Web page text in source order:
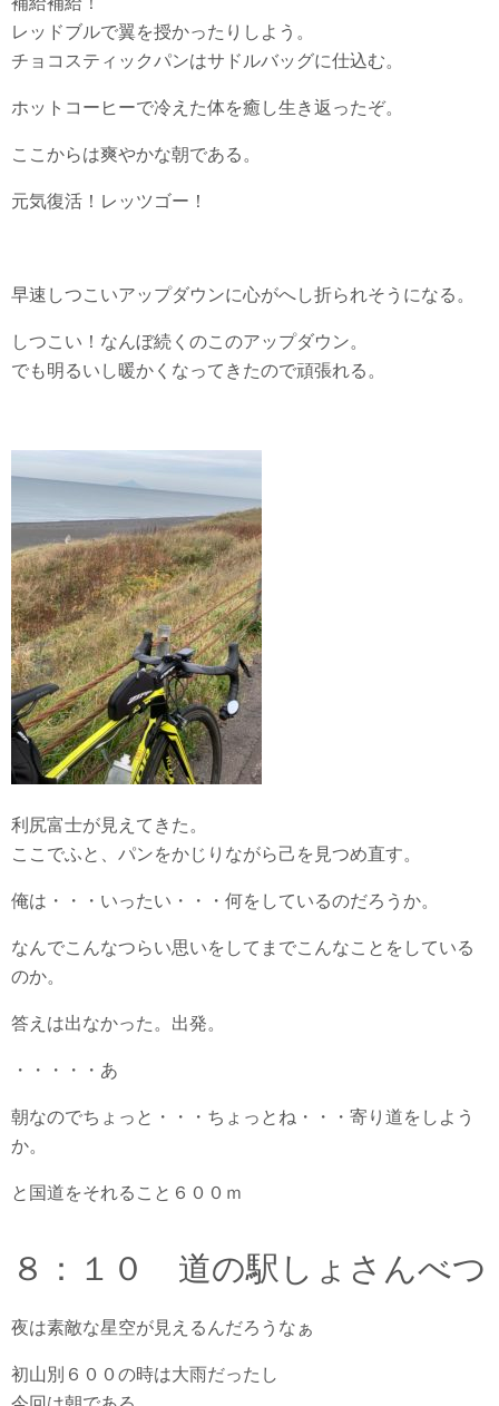
レッドブルで翼を授かったりしよう。
チョコスティックパンはサドルバッグに仕込む。
ホットコーヒーで冷えた体を癒し生き返ったぞ。
ここからは爽やかな朝である。
元気復活！レッツゴー！
早速しつこいアップダウンに心がへし折られそうになる。
しつこい！なんぼ続くのこのアップダウン。
でも明るいし暖かくなってきたので頑張れる。
利尻富士が見えてきた。
ここでふと、パンをかじりながら己を見つめ直す。
俺は・・・いったい・・・何をしているのだろうか。
なんでこんなつらい思いをしてまでこんなことをしている
のか。
答えは出なかった。出発。
・・・・・あ
朝なのでちょっと・・・ちょっとね・・・寄り道をしよう
か。
と国道をそれること６００ｍ
８：１０ 道の駅しょさんべつ
夜は素敵な星空が見えるんだろうなぁ
初山別６００の時は大雨だったし